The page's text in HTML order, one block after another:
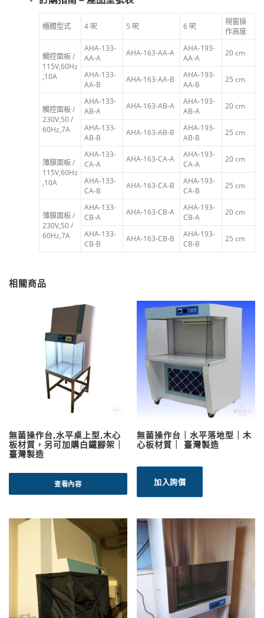
櫃體型式 4 呎 5 呎 6 呎
視窗操
作高度
觸控面板 /
115V,60Hz
,10A
AHA-133-
AA-A
AHA-163-AA-A
AHA-193-
AA-A
20 cm
AHA-133-
AA-B
AHA-163-AA-B
AHA-193-
AA-B
25 cm
觸控面板 /
230V,50 /
60Hz,7A
AHA-133-
AB-A
AHA-163-AB-A
AHA-193-
AB-A
20 cm
AHA-133-
AB-B
AHA-163-AB-B
AHA-193-
AB-B
25 cm
薄膜面板 /
115V,60Hz
,10A
AHA-133-
CA-A
AHA-163-CA-A
AHA-193-
CA-A
20 cm
AHA-133-
CA-B
AHA-163-CA-B
AHA-193-
CA-B
25 cm
薄膜面板 /
230V,50 /
60Hz,7A
AHA-133-
CB-A
AHA-163-CB-A
AHA-193-
CB-A
20 cm
AHA-133-
CB-B
AHA-163-CB-B
AHA-193-
CB-B
25 cm
相關商品
無菌操作台,水平桌上型,木心
板材質，另可加購白鐵腳架｜
臺灣製造
查看內容
無菌操作台｜水平落地型｜木
心板材質｜ 臺灣製造
加入詢價